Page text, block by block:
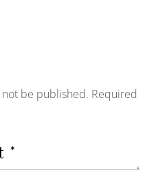
be published. Required